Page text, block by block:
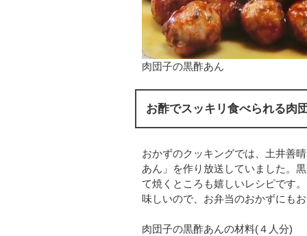
肉団子の黒酢あん
お酢でスッキリ食べられる肉
おかずのクッキングでは、土井善
あん」を作り放送していました。
て焼くところも嬉しいレシピです
味しいので、お弁当のおかずにも
肉団子の黒酢あんの材料(４人分)